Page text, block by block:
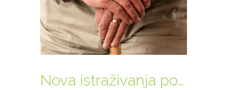
Nova istraživanja pomoći će u lečenju Parkinsonove bolesti